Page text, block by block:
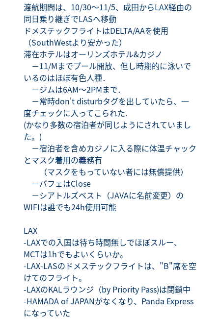
渡航期間は、10/30～11/5、成田からLAX経由の
同日乗り継ぎでLASへ移動
ドメステックフライトはDELTA/AAを使用
（SouthWestより安かった）
滞在ホテルはオーリンズホテル&カジノ
－11/Mまでプール開放、但し時期的に泳いで
いるのはほぼ有色人種．
－ジムは6AM～2PMまで．
－常時don't disturbタグを出していたら、一
度チェックに入ってこられた.
(かなり多数の宿泊者が同じようにされていまし
た。)
－宿泊者を含めカジノに入る際に体温チャック
とマスク着用の義務有
（マスクをもっていない者には無償提供）
－バフェはClose
－シアトルズベスト（JAVAに名前変更）の
WIFIは誰でも24h使用可能
LAX
-LAXでの入国は待ち時間無しでほぼスルー、
MCTは1hでもよいくらいか。
-LAX-LASのドメステックフライトは、"B"席を空
けてのフライト。
-LAXのKALラウンジ（by Priority Pass)は閉鎖中
-HAMADA of JAPANがなくなり、Panda Express
になっていた